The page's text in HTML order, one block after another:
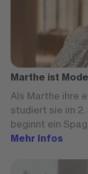
Marthe ist
Als Marthe ihre
studiert sie im 2.
beginnt ein
Mehr Infos